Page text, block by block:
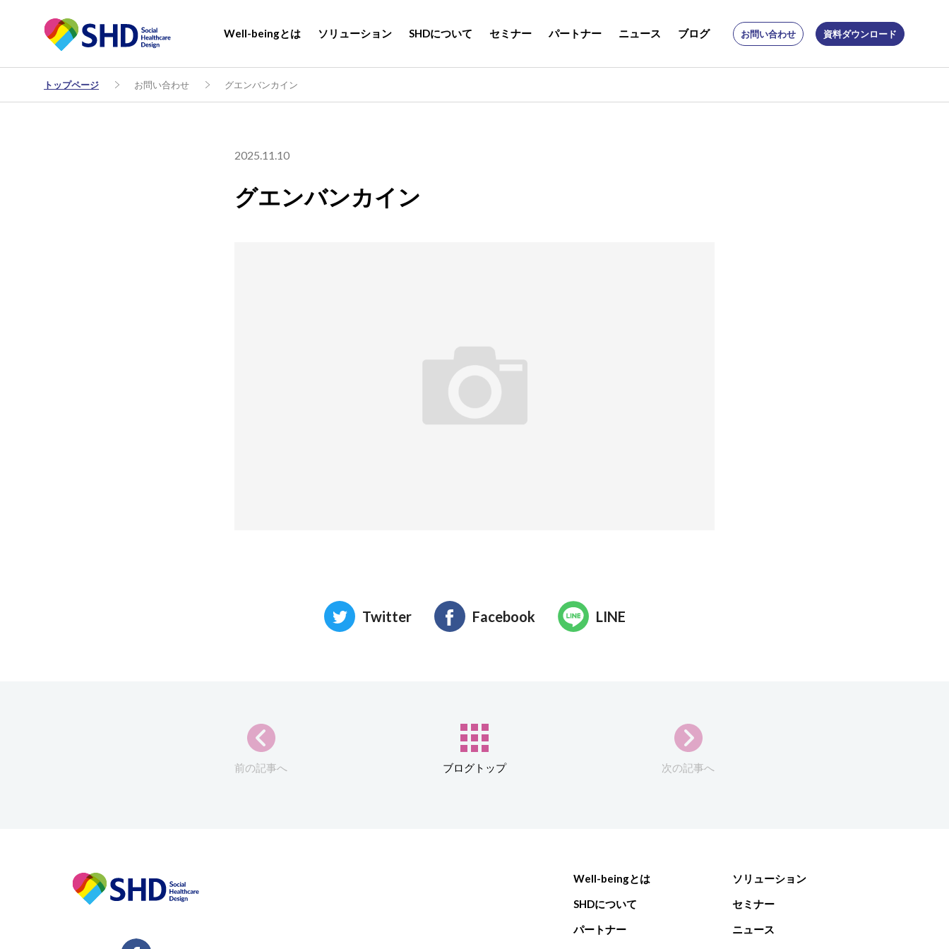
Well-beingとは ソリューション SHDについて セミナー パートナー ニュース ブログ お問い合わせ 資料ダウンロード
トップページ お問い合わせ グエンバンカイン
2025.11.10
グエンバンカイン
Twitter Facebook LINE
前の記事へ ブログトップ 次の記事へ
Well-beingとは
ソリューション
SHDについて
セミナー
パートナー
ニュース